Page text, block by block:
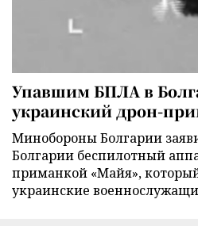
Упавшим БПЛА в
украинский дрон-
Минобороны Болгарии
Болгарии беспилотный
приманкой «Майя»,
украинские